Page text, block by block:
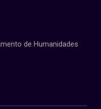
de Humanidades